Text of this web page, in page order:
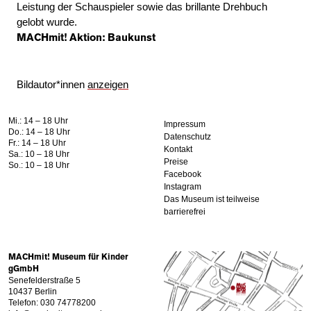
Leistung der Schauspieler sowie das brillante Drehbuch
gelobt wurde.
MACHmit! Aktion: Baukunst
Bildautor*innen anzeigen
Mi.: 14 – 18 Uhr
Do.: 14 – 18 Uhr
Fr.: 14 – 18 Uhr
Sa.: 10 – 18 Uhr
So.: 10 – 18 Uhr
Impressum
Datenschutz
Kontakt
Preise
Facebook
Instagram
Das Museum ist teilweise
barrierefrei
MACHmit! Museum für Kinder
gGmbH
Senefelderstraße 5
10437 Berlin
Telefon: 030 74778200